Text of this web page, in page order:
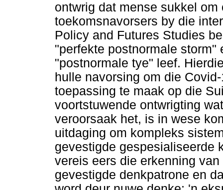
ontwrig dat mense sukkel
toekomsnavorsers by die
Policy and Futures Studies
"perfekte postnormale
"postnormale tye" leef.
hulle navorsing om die
toepassing te maak op die
voortstuwende ontwrigting
veroorsaak het, is in wese
uitdaging om kompleks
gevestigde gespesialiseerde
vereis eers die erkenning
gevestigde denkpatrone en